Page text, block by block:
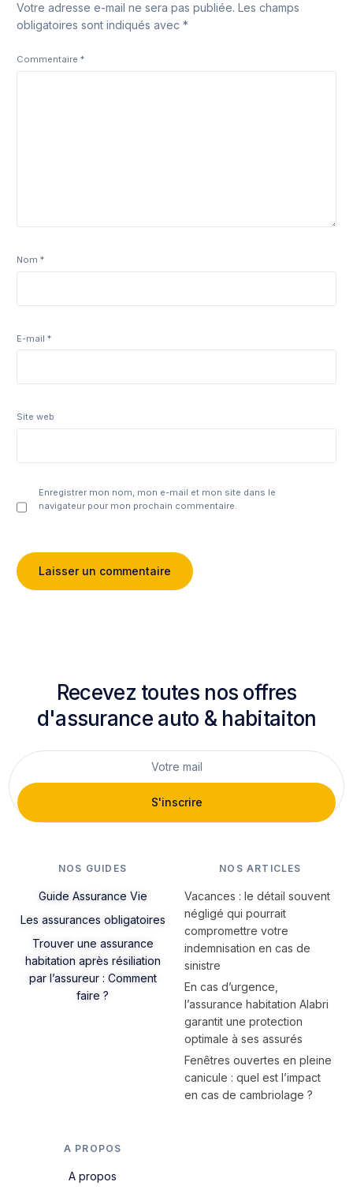
Votre adresse e-mail ne sera pas publiée. Les champs
obligatoires sont indiqués avec*
Commentaire*
Nom*
E-mail*
Site web
Enregistrer mon nom, mon e-mail et mon site dans le
navigateur pour mon prochain commentaire.
Recevez toutes nos offres
d'assurance auto & habitaiton
S'inscrire
NOS GUIDES
Guide Assurance Vie
Les assurances obligatoires
Trouver une assurance
habitation après résiliation
par l’assureur : Comment
faire ?
NOS ARTICLES
Vacances : le détail souvent
négligé qui pourrait
compromettre votre
indemnisation en cas de
sinistre
En cas d’urgence,
l’assurance habitation Alabri
garantit une protection
optimale à ses assurés
Fenêtres ouvertes en pleine
canicule : quel est l’impact
en cas de cambriolage ?
A PROPOS
A propos